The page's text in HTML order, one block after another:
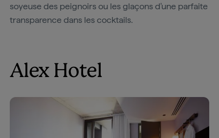
soyeuse des peignoirs ou les glaçons d'une parfaite
transparence dans les cocktails.
Alex Hotel